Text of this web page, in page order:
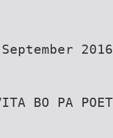
2016
BO PA